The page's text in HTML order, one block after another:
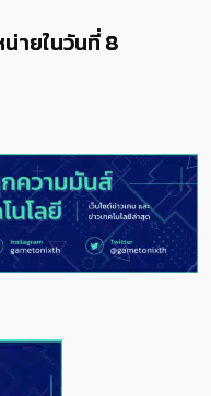
ายในวันที่ 8